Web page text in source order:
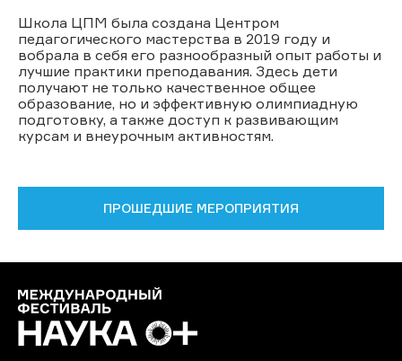
Школа ЦПМ была создана Центром
педагогического мастерства в 2019 году и
вобрала в себя его разнообразный опыт работы и
лучшие практики преподавания. Здесь дети
получают не только качественное общее
образование, но и эффективную олимпиадную
подготовку, а также доступ к развивающим
курсам и внеурочным активностям.
ПРОШЕДШИЕ МЕРОПРИЯТИЯ